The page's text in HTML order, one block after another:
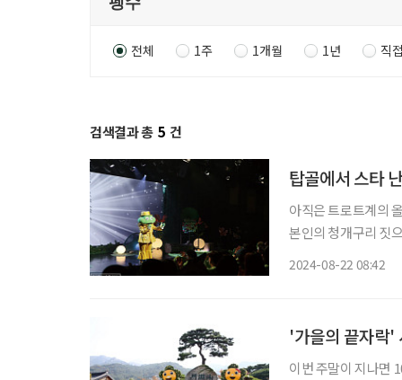
전체 1주 1개월 1년 직
검색결과 총 5 건
탑골에서 스타
아직은 트로트계의
본인의 청개구리 짓
2024-08-22 08:42
'가을의 끝자락'
이번 주말이 지나면